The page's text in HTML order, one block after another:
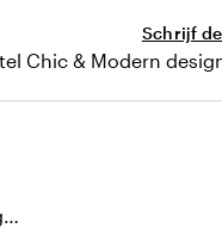
Schrijf
uitstraling
Chic & Modern